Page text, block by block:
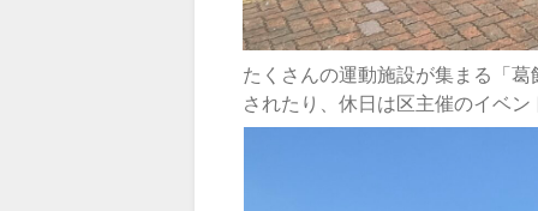
たくさんの運動施設が集まる「
されたり、休日は区主催のイベ